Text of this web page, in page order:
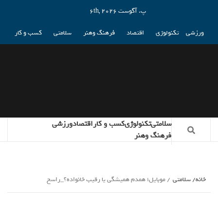
پ. آگوست 6th, 2026
ورزشی تکنولوژی اقتصاد فرهنگ وهنر سلامتی کسب و کار
سلامتیتکنولوژیکسب و کاراقتصادورزشی
فرهنگ وهنر
خانه سلامتی موبایل؛ همدم همیشگی یا رقیب خانواده؟_راسخ